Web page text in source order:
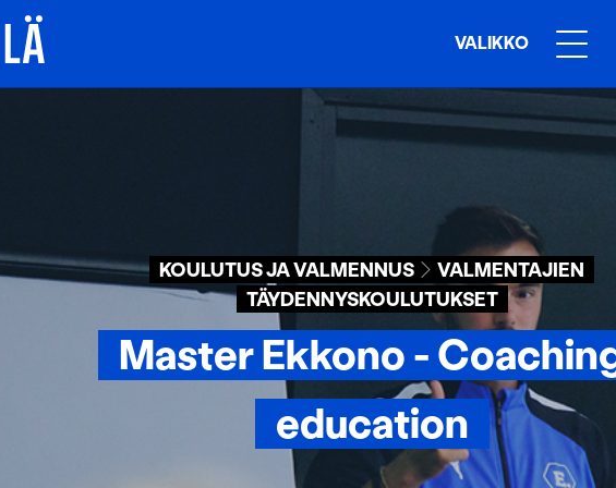
VALIKKO
KOULUTUS JA VALMENNUS
VALMENTAJIEN
TÄYDENNYSKOULUTUKSET
Master Ekkono -
education